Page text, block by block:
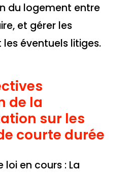
du logement entre
et gérer les
éventuels litiges.
de la
sur les
courte durée
loi en cours : La